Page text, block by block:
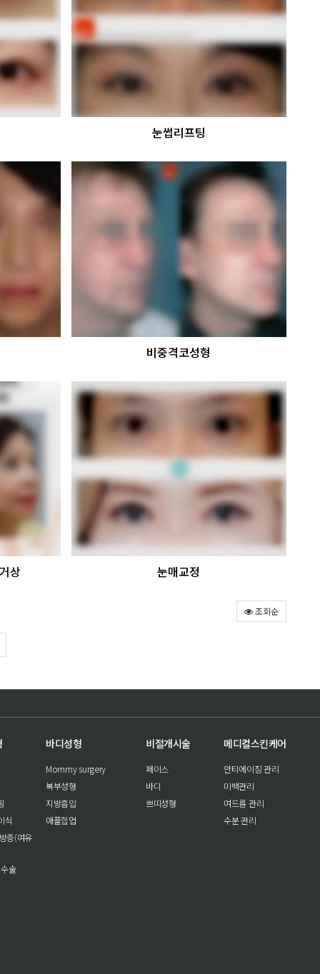
눈썹리프팅
비중격코성형
상 눈매교정
조회순
식
증(여유
술
바디성형
Mommy surgery
복부성형
지방흡입
애플힙업
비절개시술
페이스
바디
쁘띠성형
메디컬스킨케어
안티에이징 관리
미백관리
여드름 관리
수분 관리